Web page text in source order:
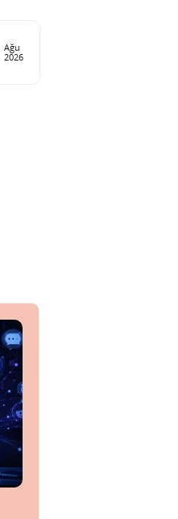
Ağu
2026